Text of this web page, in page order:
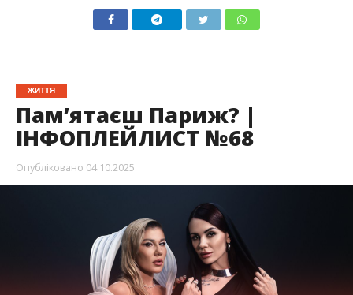
ЖИТТЯ
Пам’ятаєш Париж? |
ІНФОПЛЕЙЛИСТ №68
Опубліковано 04.10.2025